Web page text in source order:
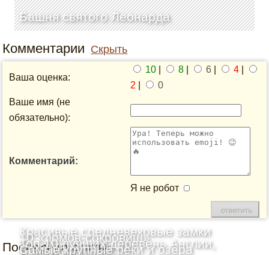
Башня святого Леонарда
Комментарии Скрыть
Ваша оценка:
10 8 6 4
2
0
Ваше имя (не
обязательно):
Комментарий:
Я не робот
Последние статьи
Красивые средневековые замки
Шотландии: Топ-10
10 «домов-сокровищ»
Топ-10 лучших деревень Англии,
Самые крупные реки и озёра